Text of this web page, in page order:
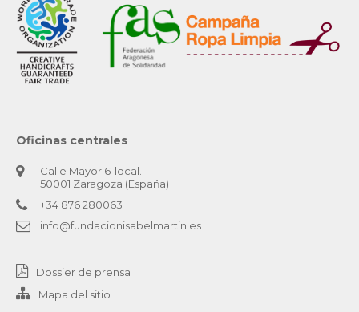
Oficinas centrales
Calle Mayor 6-local.
50001 Zaragoza (España)
+34 876 280063
info@fundacionisabelmartin.es
Dossier de prensa
Mapa del sitio